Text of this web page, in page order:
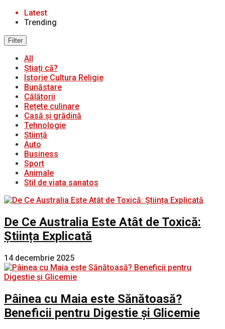
Latest
Trending
Filter
All
Știați că?
Istorie Cultura Religie
Bunăstare
Călătorii
Rețete culinare
Casă și grădină
Tehnologie
Știință
Auto
Business
Sport
Animale
Stil de viata sanatos
De Ce Australia Este Atât de Toxică:
Știința Explicată
14 decembrie 2025
Pâinea cu Maia este Sănătoasă?
Beneficii pentru Digestie și Glicemie